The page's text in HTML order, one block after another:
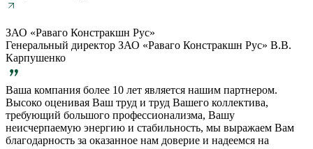
ЗАО «Раваго Констракшн Рус»
Генеральный директор ЗАО «Раваго Констракшн Рус» В.В.
Карпушенко
Ваша компания более 10 лет является нашим партнером.
Высоко оценивая Ваш труд и труд Вашего коллектива,
требующий большого профессионализма, Вашу
неисчерпаемую энергию и стабильность, мы выражаем Вам
благодарность за оказанное нам доверие и надеемся на